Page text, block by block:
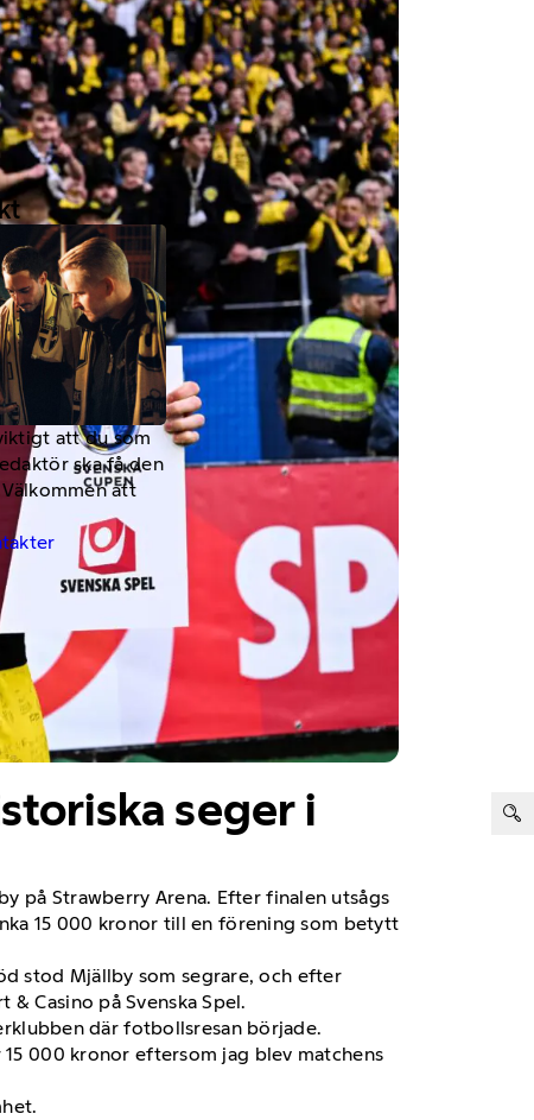
att du som
ska få den
att
seger i
på Strawberry Arena. Efter finalen utsågs
15 000 kronor till en förening som betytt
stod Mjällby som segrare, och efter
Casino på Svenska Spel.
där fotbollsresan började.
000 kronor eftersom jag blev matchens